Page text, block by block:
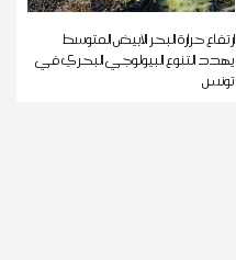
ارتفاع حرارة البحر الأبيض المتوسط
يهدد التنوع البيولوجي البحري في
تونس